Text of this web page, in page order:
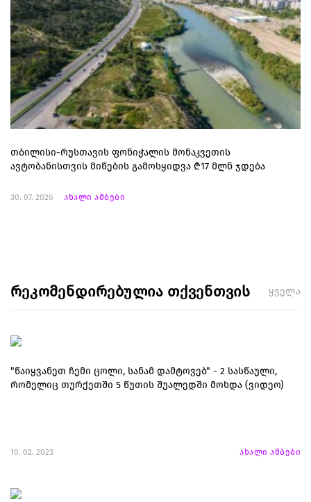
თბილისი-რუსთავის ფონიჭალის მონაკვეთის
ავტობანისთვის მიწების გამოსყიდვა ₾17 მლნ ჯდება
30. 07. 2026 ახალი ამბები
რეკომენდირებულია თქვენთვის ყველა
"წაიყვანეთ ჩემი ცოლი, სანამ დამტოვებ" - 2 სასწაული,
რომელიც თურქეთში 5 წუთის შუალედში მოხდა (ვიდეო)
10. 02. 2023 ახალი ამბები